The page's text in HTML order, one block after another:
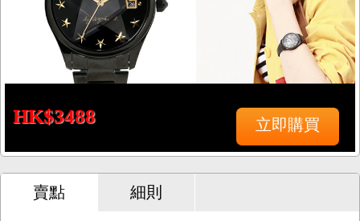
HK$3488 立即購買
賣點 細則